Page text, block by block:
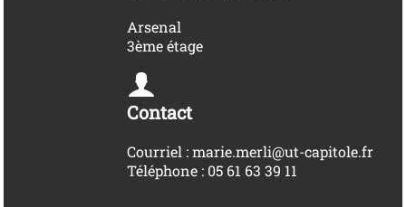
Arsenal
3ème étage
Contact
Courriel : marie.merli@ut-capitole.fr
Téléphone : 05 61 63 39 11